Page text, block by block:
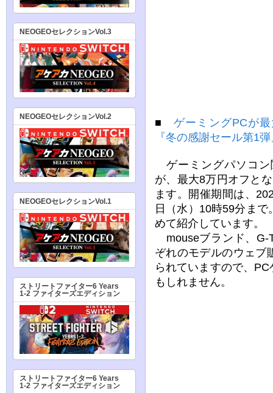
■ゲーミングPCが
『冬の感謝セール第1
ゲーミングパソコン
が、最大8万円オフと
ます。開催期間は、
日（水）10時59分ま
めて紹介しています。
mouseブランド、G-
ぞれのモデルのウェブ
られていますので、
もしれません。
NEOGEOセレクションVol.3
NEOGEOセレクションVol.2
NEOGEOセレクションVol.1
ストリートファイター6 Years
1-2 ファイターズエディション
ストリートファイター6 Years
1-2 ファイターズエディション